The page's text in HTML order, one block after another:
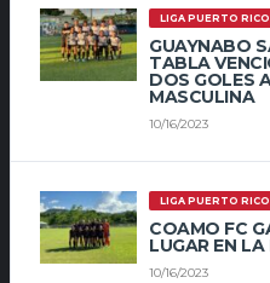
LIGA PUERTO RICO
GUAYNABO
TABLA
DOS GOLES
MASCULINA
10/16/2023
LIGA PUERTO RICO
COAMO FC
LUGAR EN LA
10/16/2023